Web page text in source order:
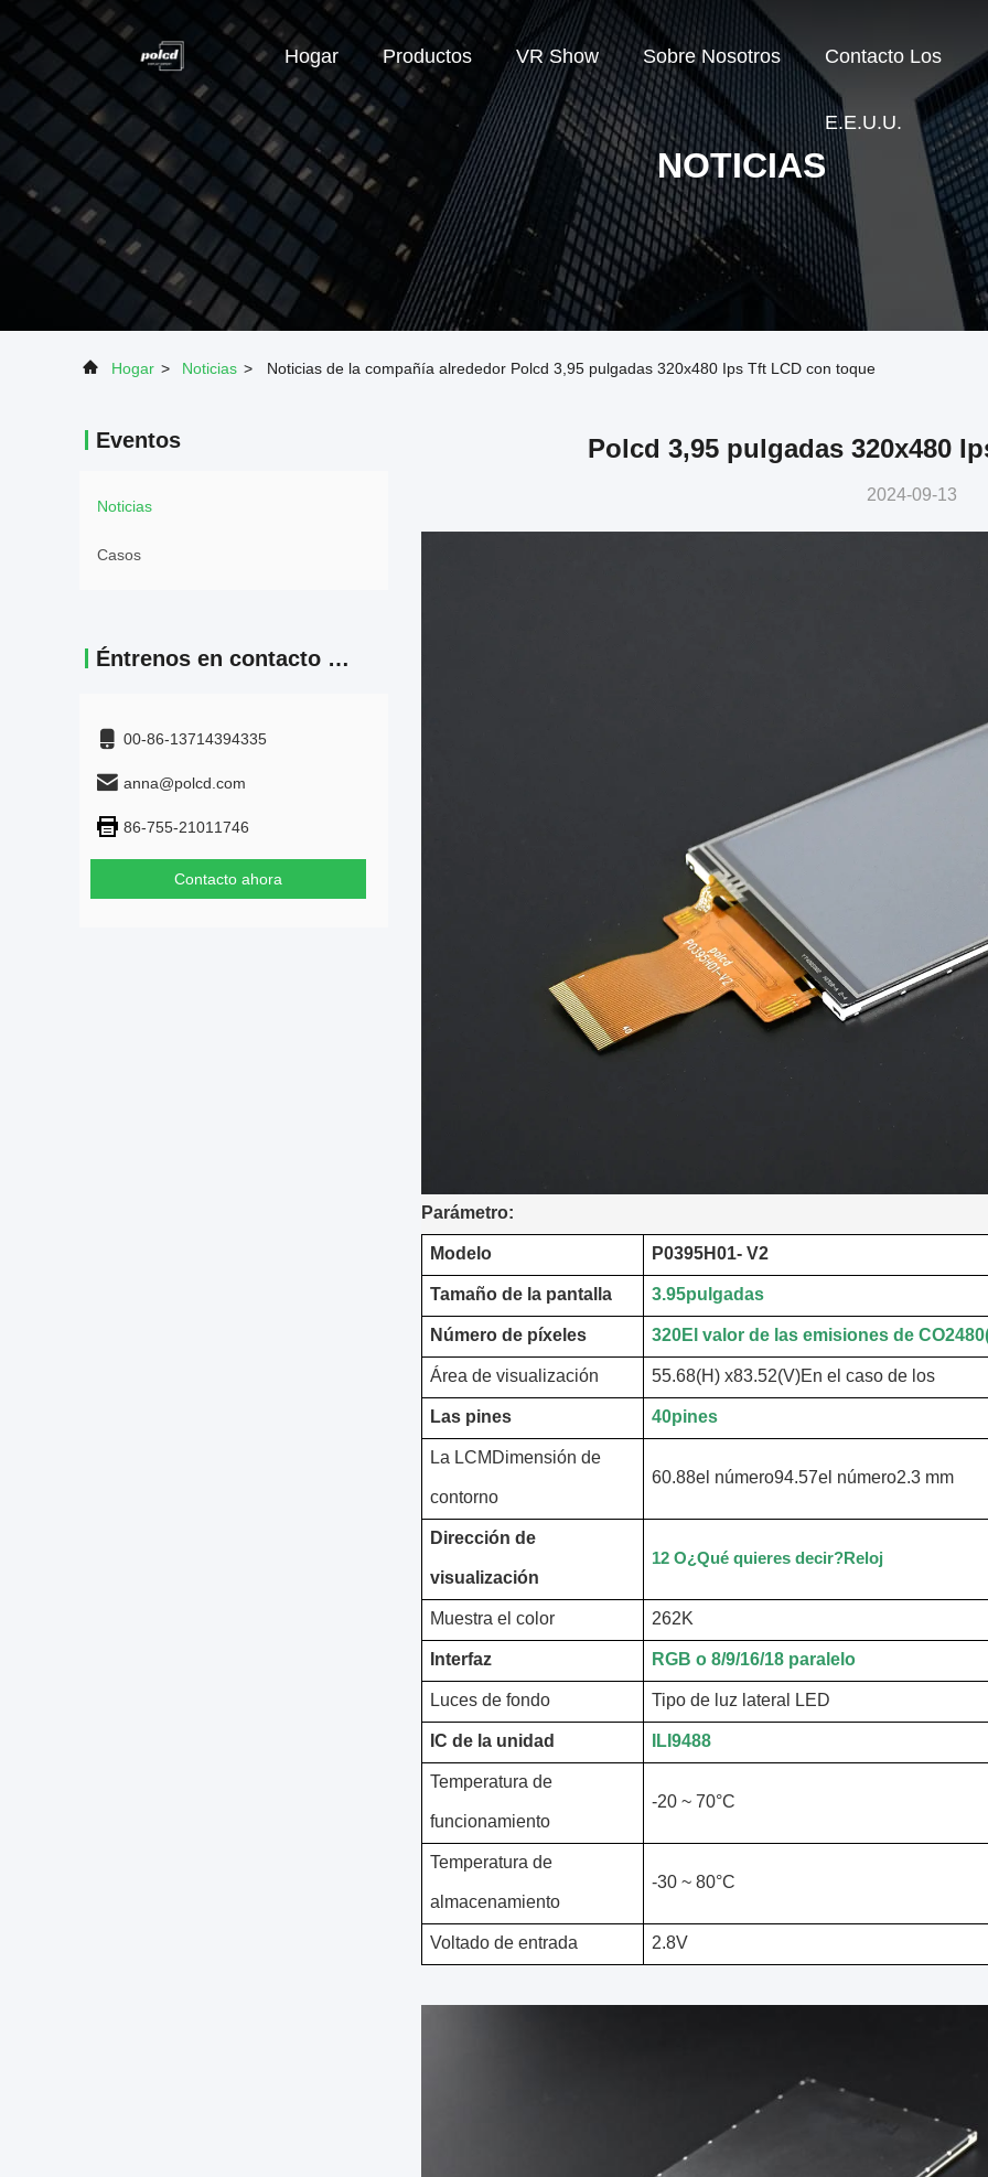
Hogar Productos VR Show Sobre Nosotros Contacto Los
E.E.U.U.
NOTICIAS
Hogar > Noticias > Noticias de la compañía alrededor Polcd 3,95 pulgadas 320x480 Ips Tft LCD con toque
Eventos
Noticias
Casos
Éntrenos en contacto con
00-86-13714394335
anna@polcd.com
86-755-21011746
Contacto ahora
Polcd 3,95 pulgadas 320x480
2024-09-13
Parámetro:
Modelo P0395H01- V2
Tamaño de la pantalla 3.95pulgadas
Número de píxeles 320El valor de las emisiones de CO248
Área de visualización 55.68(H) x83.52(V)En el caso de los
Las pines 40pines
La LCM Dimensión de
contorno
60.88el número94.57el número2.3 mm
Dirección de
visualización
12 O¿Qué quieres decir?Reloj
Muestra el color 262K
Interfaz RGB o 8/9/16/18 paralelo
Luces de fondo Tipo de luz lateral LED
IC de la unidad ILI9488
Temperatura de
funcionamiento
-20 ~ 70°C
Temperatura de
almacenamiento
-30 ~ 80°C
Voltado de entrada 2.8V